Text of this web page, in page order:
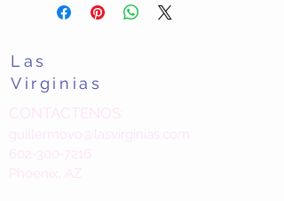
Las
Virginias
CONTÁCTENOS:
guillermovo@lasvirginias.com
602-300-7216
Phoenix, AZ